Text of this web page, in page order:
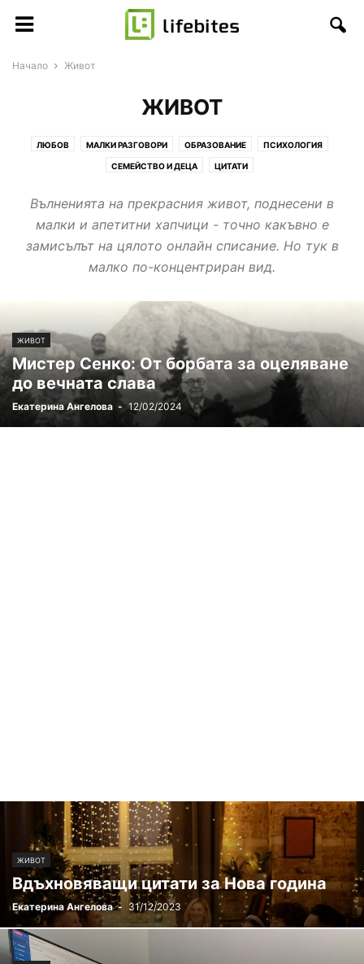
Начало Живот
ЖИВОТ
ЛЮБОВ МАЛКИ РАЗГОВОРИ ОБРАЗОВАНИЕ ПСИХОЛОГИЯ
СЕМЕЙСТВО И ДЕЦА ЦИТАТИ
Вълненията на прекрасния живот, поднесени в
малки и апетитни хапчици - точно какъвно е
замисълът на цялото онлайн списание. Но тук в
малко по-концентриран вид.
ЖИВОТ
Мистер Сенко: От борбата за оцеляване
до вечната слава
Екатерина Ангелова - 12/02/2024
ЖИВОТ
Вдъхновяващи цитати за Нова година
Екатерина Ангелова - 31/12/2023